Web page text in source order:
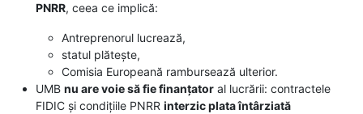
PNRR, ceea ce implică:
Antreprenorul lucrează,
statul plătește,
Comisia Europeană rambursează ulterior.
UMB nu are voie să fie finanțator al lucrării: contractele
FIDIC și condițiile PNRR interzic plata întârziată